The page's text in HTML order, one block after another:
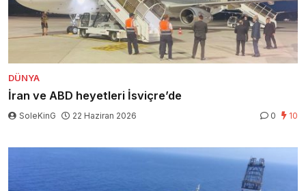
DÜNYA
İran ve ABD heyetleri İsviçre’de
SoleKinG 22 Haziran 2026 0 10